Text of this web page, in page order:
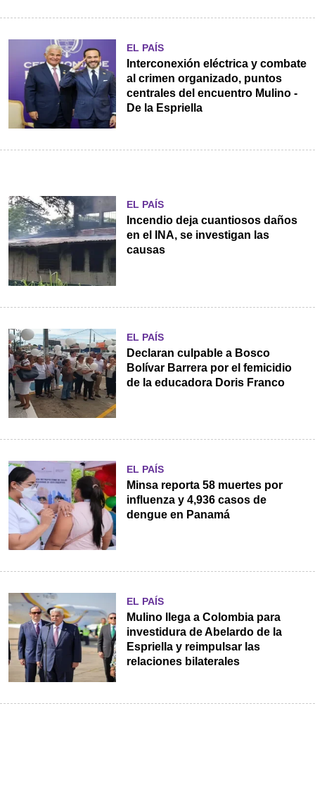
EL PAÍS
Interconexión eléctrica y combate
al crimen organizado, puntos
centrales del encuentro Mulino -
De la Espriella
EL PAÍS
Incendio deja cuantiosos daños
en el INA, se investigan las
causas
EL PAÍS
Declaran culpable a Bosco
Bolívar Barrera por el femicidio
de la educadora Doris Franco
EL PAÍS
Minsa reporta 58 muertes por
influenza y 4,936 casos de
dengue en Panamá
EL PAÍS
Mulino llega a Colombia para
investidura de Abelardo de la
Espriella y reimpulsar las
relaciones bilaterales